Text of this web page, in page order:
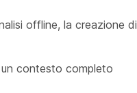
offline, la creazione di
contesto completo